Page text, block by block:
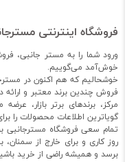
فروشگاه اینترنتی
ورود شما را به مستر جانبی،
خوش‌آمد می‌گوییم.
خوشحالیم که هم اکنون در
فروش چندین برند معتبر و
مرکز، برندهای برتر بازار،
گویاترین اطلاعات محصولات را
تمام سعی فروشگاه
برسد و همیشه راضی از خرید